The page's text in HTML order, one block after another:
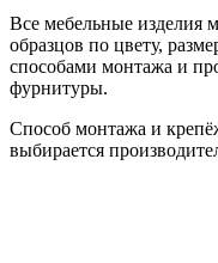
Все мебельные изделия
образцов по цвету,
способами монтажа и
фурнитуры.
Способ монтажа и
выбирается